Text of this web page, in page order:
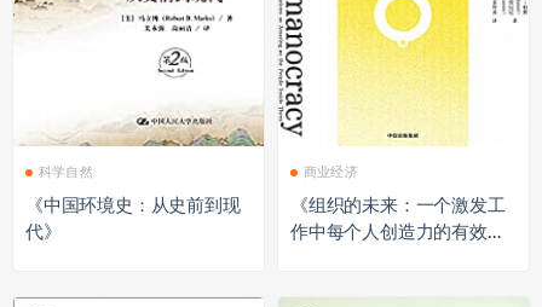
科学自然
《中国环境史：从史前到现
代》
商业经济
《组织的未来：一个激发工
作中每个人创造力的有效计